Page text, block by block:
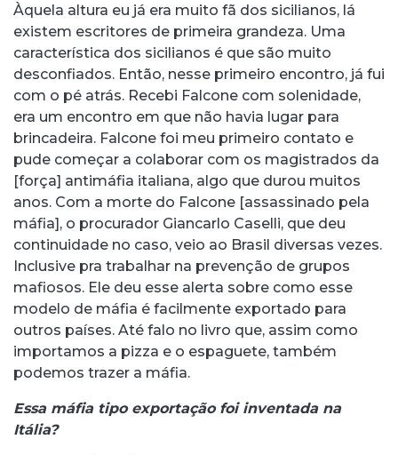
Àquela altura eu já era muito fã dos sicilianos, lá
existem escritores de primeira grandeza. Uma
característica dos sicilianos é que são muito
desconfiados. Então, nesse primeiro encontro, já fui
com o pé atrás. Recebi Falcone com solenidade,
era um encontro em que não havia lugar para
brincadeira. Falcone foi meu primeiro contato e
pude começar a colaborar com os magistrados da
[força] antimáfia italiana, algo que durou muitos
anos. Com a morte do Falcone [assassinado pela
máfia], o procurador Giancarlo Caselli, que deu
continuidade no caso, veio ao Brasil diversas vezes.
Inclusive pra trabalhar na prevenção de grupos
mafiosos. Ele deu esse alerta sobre como esse
modelo de máfia é facilmente exportado para
outros países. Até falo no livro que, assim como
importamos a pizza e o espaguete, também
podemos trazer a máfia.
Essa máfia tipo exportação foi inventada na
Itália?